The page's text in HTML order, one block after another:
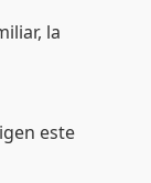
la
este